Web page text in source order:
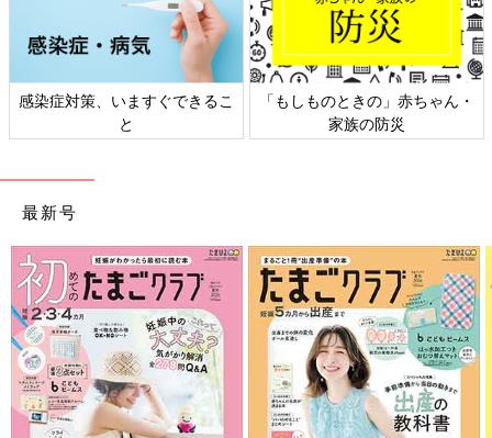
日本外来小児科学会リーフレッ
ト検討会
六星占術 細木かおりさんの人生
相談
最新号